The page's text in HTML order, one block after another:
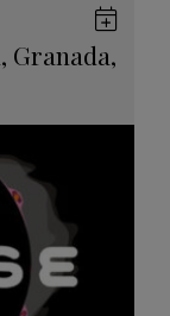
, Granada,
en